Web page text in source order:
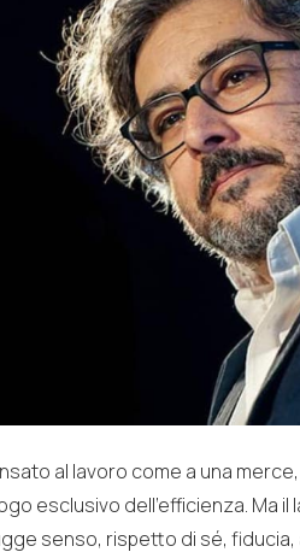
al lavoro come a una
esclusivo dell’efficienza. Ma
senso, rispetto di sé, fiducia,